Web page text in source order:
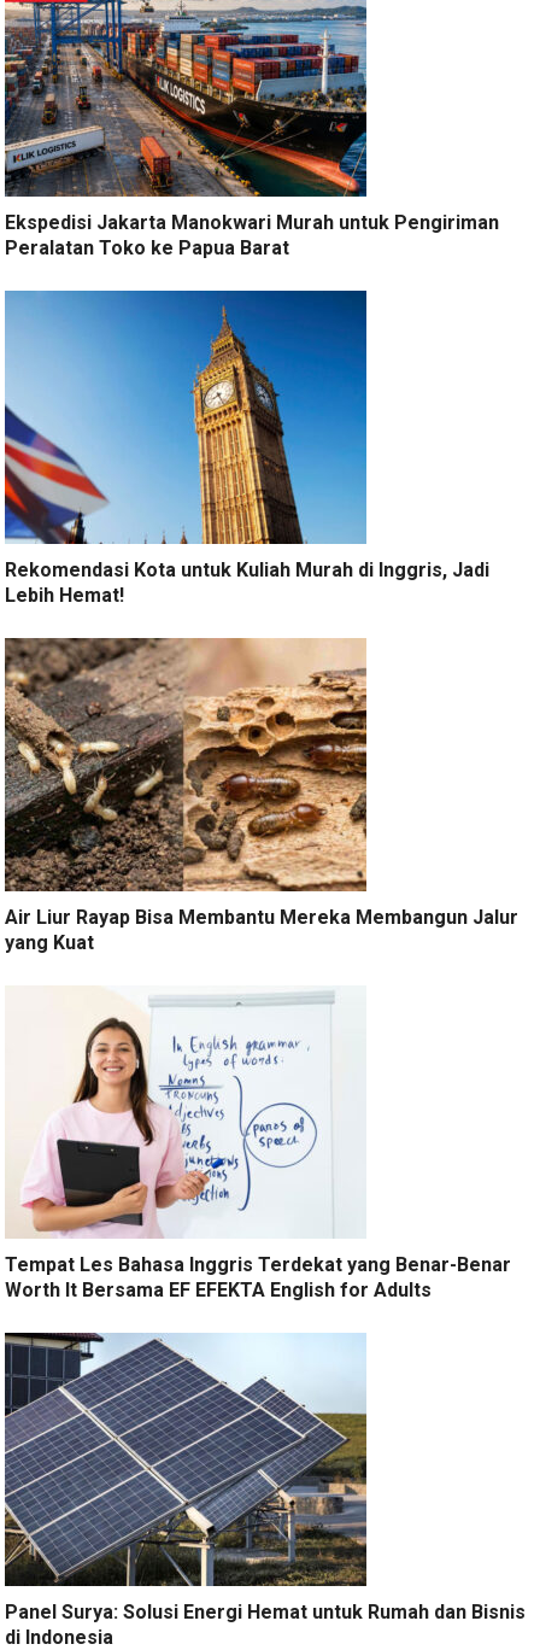
Ekspedisi Jakarta Manokwari Murah untuk Pengiriman
Peralatan Toko ke Papua Barat
Rekomendasi Kota untuk Kuliah Murah di Inggris, Jadi
Lebih Hemat!
Air Liur Rayap Bisa Membantu Mereka Membangun Jalur
yang Kuat
Tempat Les Bahasa Inggris Terdekat yang Benar-Benar
Worth It Bersama EF EFEKTA English for Adults
Panel Surya: Solusi Energi Hemat untuk Rumah dan Bisnis
di Indonesia